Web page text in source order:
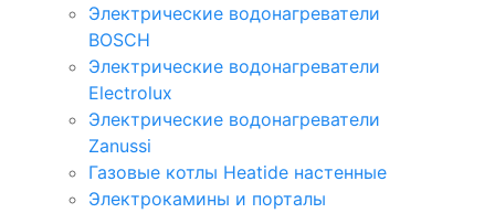
Электрические водонагреватели
BOSCH
Электрические водонагреватели
Electrolux
Электрические водонагреватели
Zanussi
Газовые котлы Heatide настенные
Электрокамины и порталы